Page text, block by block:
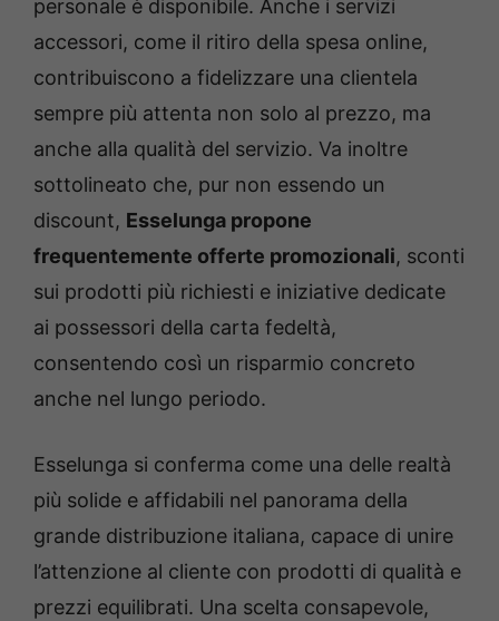
personale è disponibile. Anche i servizi
accessori, come il ritiro della spesa online,
contribuiscono a fidelizzare una clientela
sempre più attenta non solo al prezzo, ma
anche alla qualità del servizio. Va inoltre
sottolineato che, pur non essendo un
discount, Esselunga propone
frequentemente offerte promozionali, sconti
sui prodotti più richiesti e iniziative dedicate
ai possessori della carta fedeltà,
consentendo così un risparmio concreto
anche nel lungo periodo.
Esselunga si conferma come una delle realtà
più solide e affidabili nel panorama della
grande distribuzione italiana, capace di unire
l’attenzione al cliente con prodotti di qualità e
prezzi equilibrati. Una scelta consapevole,